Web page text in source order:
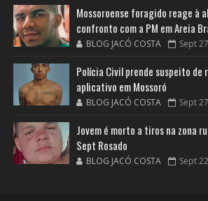
Mossoroense foragido reage à
confronto com a PM em Areia
BLOG JACÓ COSTA Sept
Polícia Civil prende suspeito de
aplicativo em Mossoró
BLOG JACÓ COSTA Sept
Jovem é morto a tiros na zona
Sept Rosado
BLOG JACÓ COSTA Sept